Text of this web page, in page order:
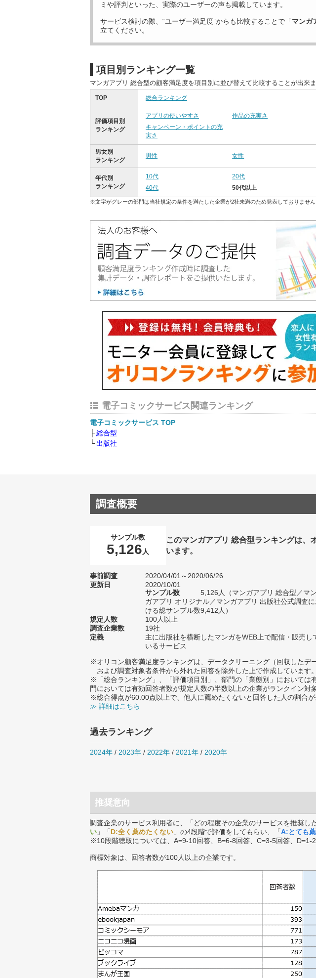
ミや評判といった、実際のユーザーの声も掲載しています。
サービス検討の際、“ユーザー満足度”からも比較することで「マンガ
立てください。
項目別ランキング一覧
マンガアプリ 総合型の顧客満足度を項目別に並び替えて比較することが出来ま
TOP 総合ランキング
評価項目別
ランキング
アプリの使いやすさ 作品の充実さ
キャンペーン・ポイントの充
実さ
男女別
ランキング
男性 女性
年代別
ランキング
10代 20代
40代
50代以上
※文字がグレーの部門は当社規定の条件を満たした企業が2社未満のため発表しておりません
電子コミックサービス関連ランキング
電子コミックサービス TOP
総合型
出版社
調査概要
サンプル数
5,126 人
このマンガアプリ 総合型ランキングは、
います。
事前調査
2020/04/01～2020/06/26
更新日
2020/10/01
サンプル数
5,126人（マンガアプリ 総合型／マン
ガアプリ オリジナル／マンガアプリ 出版社公式調査に
ける総サンプル数9,412人）
規定人数
100人以上
調査企業数
19社
定義
主に出版社を横断したマンガをWEB上で配信・販売し
いるサービス
※オリコン顧客満足度ランキングは、データクリーニング（回収したデ
および調査対象者条件から外れた回答を除外した上で作成しています。
※「総合ランキング」、「評価項目別」、部門の「業態別」において
門においては有効回答者数が規定人数の半数以上の企業がランクイン対
※総合得点が60.00点以上で、他人に薦めたくないと回答した人の割合
≫ 詳細はこちら
過去ランキング
2024年 / 2023年 / 2022年 / 2021年 / 2020年
推奨意向
調査企業のサービス利用者に、「どの程度その企業のサービスを推奨し
い 」「D:全く薦めたくない 」の4段階で評価をしてもらい、「A:とても
※10段階聴取については、A=9-10回答、B=6-8回答、C=3-5回答、D=1-
商標対象は、回答者数が100人以上の企業です。